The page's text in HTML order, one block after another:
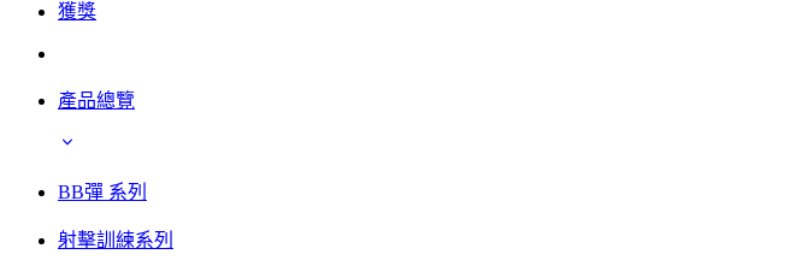
獲獎
產品總覽
BB彈 系列
射擊訓練系列